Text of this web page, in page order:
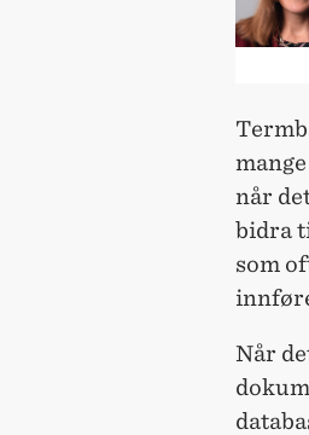
når
bidra
som
Når